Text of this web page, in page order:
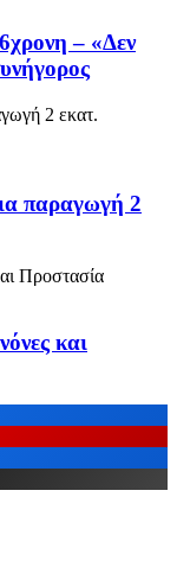
– «Δεν
παραγωγή 2
και